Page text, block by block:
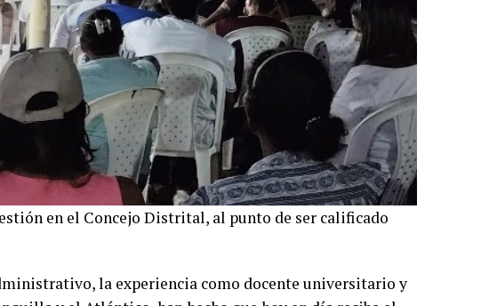
en el Concejo Distrital, al punto de ser calificado
la experiencia como docente universitario y